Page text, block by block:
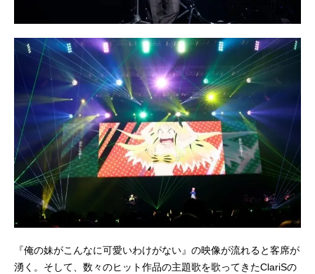
『俺の妹がこんなに可愛いわけがない』の映像が流れると客席が
湧く。そして、数々のヒット作品の主題歌を歌ってきたClariSの